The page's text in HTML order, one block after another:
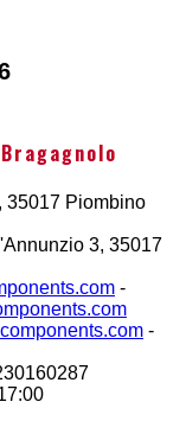
35017 Piombino
3, 35017
-
-